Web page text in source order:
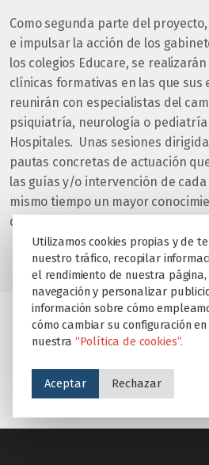
Como segunda parte del
e impulsar la acción de los
los colegios Educare, se
clínicas formativas en las que sus
reunirán con especialistas del
psiquiatría, neurología o pediatría
Hospitales. Unas sesiones
pautas concretas de actuación
las guías y/o intervención de
mismo tiempo un mayor
dificultades.
CELEBRAMOS LOS
CONVIVENCIA Y GESTIÓN
Utilizamos cookies propias y de
nuestro tráfico, recopilar
el rendimiento de nuestra
navegación y personalizar
información sobre cómo
cómo cambiar su configuración
nuestra “Política de cookies”.
Aceptar Rechazar